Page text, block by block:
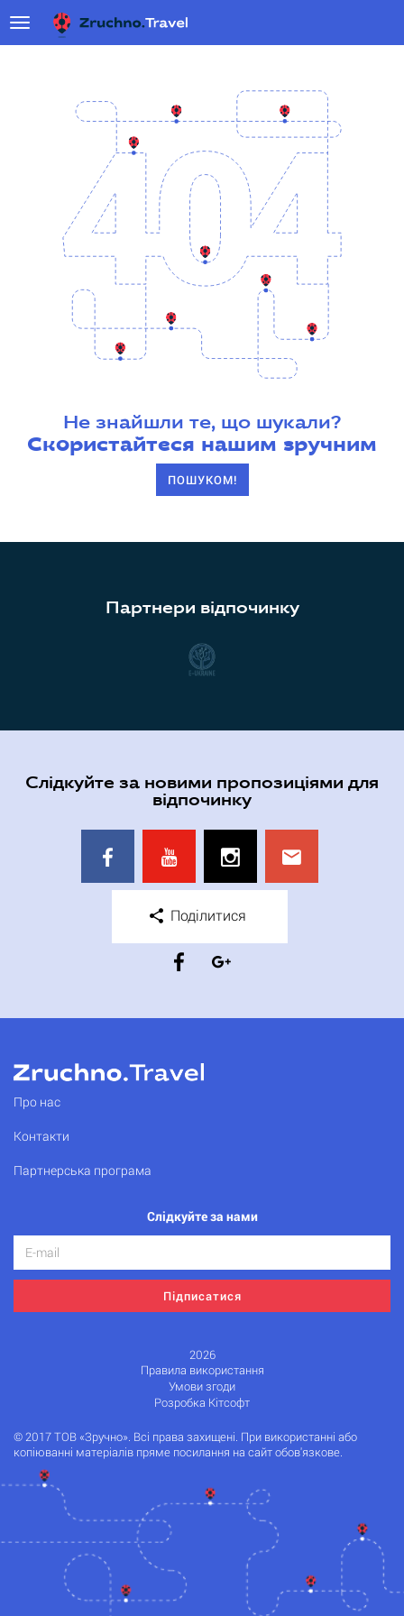
Не знайшли те, що шукали?
Скористайтеся нашим зручним
ПОШУКОМ!
Партнери відпочинку
Слідкуйте за новими пропозиціями для
відпочинку
Поділитися
Про нас
Контакти
Партнерська програма
Слідкуйте за нами
Підписатися
2026
Правила використання
Умови згоди
Розробка Кітсофт
© 2017 ТОВ «Зручно». Всі права захищені. При використанні або
копіюванні матеріалів пряме посилання на сайт обов'язкове.